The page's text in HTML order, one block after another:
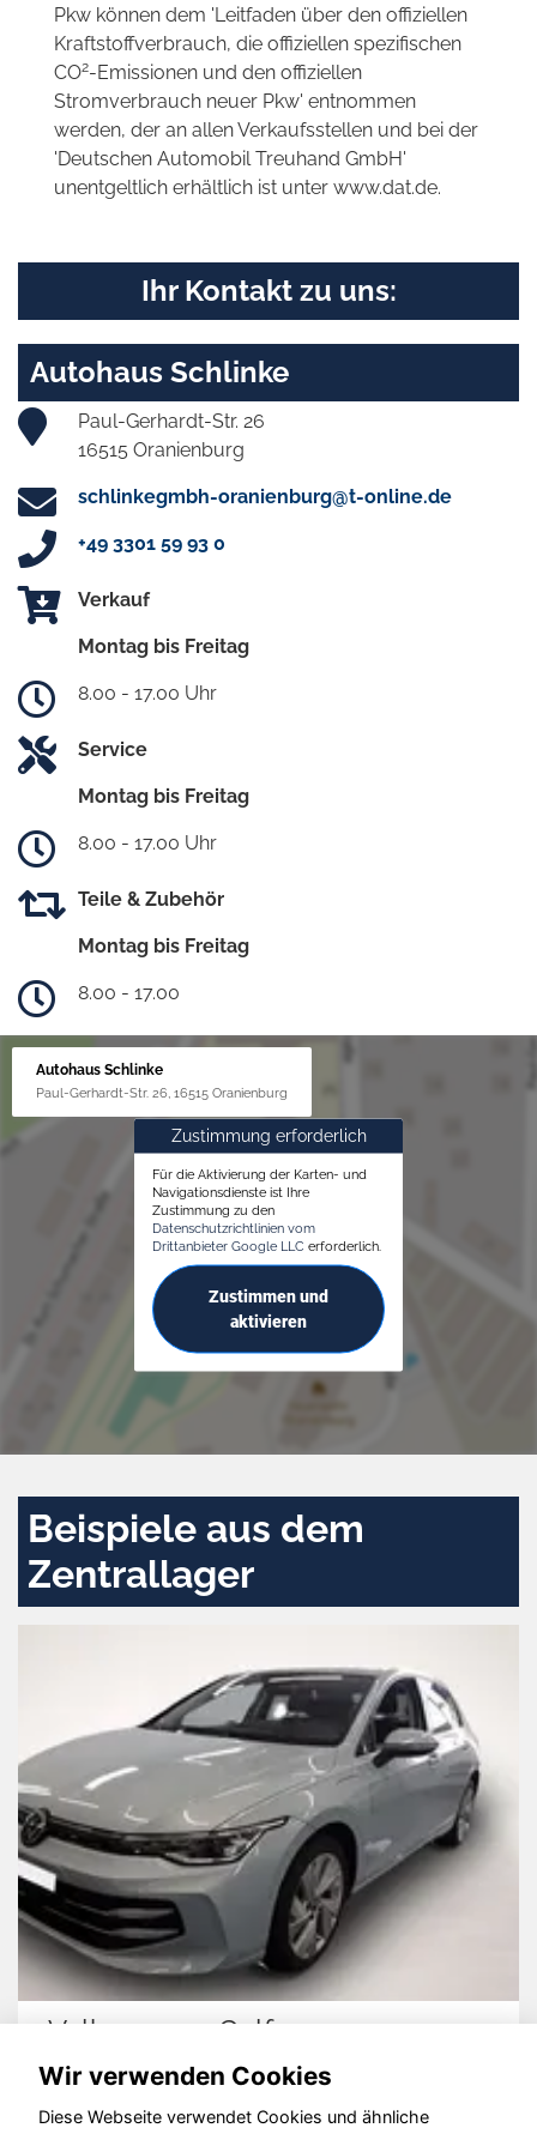
Pkw können dem 'Leitfaden über den offiziellen
Kraftstoffverbrauch, die offiziellen spezifischen
CO2-Emissionen und den offiziellen
Stromverbrauch neuer Pkw' entnommen
werden, der an allen Verkaufsstellen und bei der
'Deutschen Automobil Treuhand GmbH'
unentgeltlich erhältlich ist unter www.dat.de.
Ihr Kontakt zu uns:
Autohaus Schlinke
Paul-Gerhardt-Str. 26
16515 Oranienburg
schlinkegmbh-oranienburg@t-online.de
+49 3301 59 93 0
Verkauf
Montag bis Freitag
8.00 - 17.00 Uhr
Service
Montag bis Freitag
8.00 - 17.00 Uhr
Teile & Zubehör
Montag bis Freitag
8.00 - 17.00
Autohaus Schlinke
Paul-Gerhardt-Str. 26, 16515 Oranienburg
Zustimmung erforderlich
Für die Aktivierung der Karten- und
Navigationsdienste ist Ihre
Zustimmung zu den
Datenschutzrichtlinien vom
Drittanbieter Google LLC erforderlich.
Zustimmen und
aktivieren
Beispiele aus dem
Zentrallager
Volkswagen Golf
Wir verwenden Cookies
Diese Webseite verwendet Cookies und ähnliche